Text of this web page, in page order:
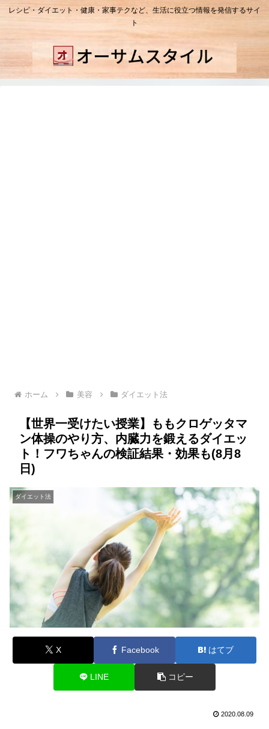
レシピ・ダイエット・健康・家事テクなど、生活に役立つ情報を発信するサイ
ト
ホーム 美容 ダイエット法
【世界一受けたい授業】ももクロゲッタマ
ン体操のやり方、内臓力を鍛えるダイエッ
ト！フワちゃんの検証結果・効果も(8月8
日)
ダイエット法
X Facebook はてブ
LINE コピー
2020.08.09